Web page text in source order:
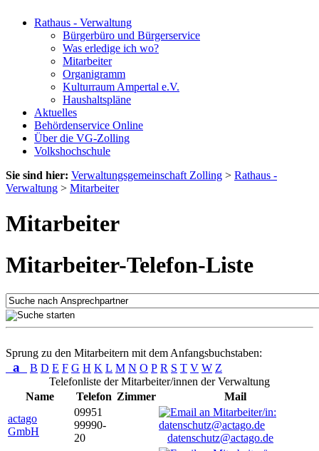
Rathaus - Verwaltung
Bürgerbüro und Bürgerservice
Was erledige ich wo?
Mitarbeiter
Organigramm
Kulturraum Ampertal e.V.
Haushaltspläne
Aktuelles
Behördenservice Online
Über die VG-Zolling
Volkshochschule
Sie sind hier: Verwaltungsgemeinschaft Zolling > Rathaus -
Verwaltung > Mitarbeiter
Mitarbeiter
Mitarbeiter-Telefon-Liste
Sprung zu den Mitarbeitern mit dem Anfangsbuchstaben:
a B D E F G H K L M N O P R S T V W Z
Telefonliste der Mitarbeiter/innen der Verwaltung
Name
Telefon Zimmer
Mail
actago
GmbH
09951
99990-
20
datenschutz@actago.de